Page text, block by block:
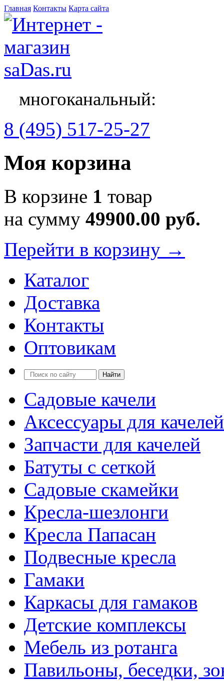
Главная Контакты Карта сайта
многоканальный:
8 (495) 517-25-27
Моя корзина
В корзине 1 товар
на сумму 49900.00 руб.
Перейти в корзину →
Каталог
Доставка
Контакты
Оптовикам
Садовые качели
Аксессуары для качелей
Запчасти для качелей
Батуты с сеткой
Садовые скамейки
Кресла-шезлонги
Кресла Папасан
Подвесные кресла
Гамаки
Каркасы для гамаков
Детские комплексы
Мебель из ротанга
Павильоны, беседки,